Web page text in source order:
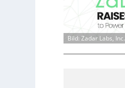
Bild: Zadar Labs, Inc.